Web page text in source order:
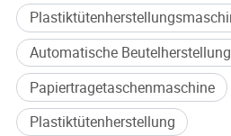
Automatische
Papiertragetaschenmaschine
Plastiktütenherstellung